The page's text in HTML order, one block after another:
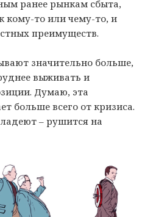
ранее рынкам сбыта,
кому-то или чему-то, и
преимуществ.
значительно больше,
выживать и
Думаю, эта
больше всего от кризиса.
– рушится на